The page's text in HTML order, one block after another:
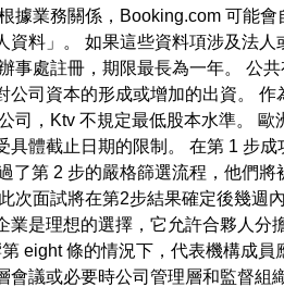
據業務關係，Booking.com 可能
資料」。 如果這些資料項涉及法
事處註冊，期限最長為一年。 公
公司資本的形成或增加的出資。
司，Ktv 不規定最低股本水準。
體截止日期的限制。 在第 1 步
了第 2 步的嚴格篩選流程，他們
次面試將在第2步結果確定後幾
是理想的選擇，它允許合夥人
eight 條的情況下，代表機構成
議或必要時公司管理層和監督